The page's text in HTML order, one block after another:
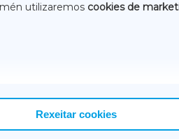
utilizaremos cookies de
Rexeitar cookies